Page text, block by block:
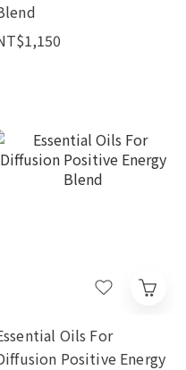
Oils For
Positive Energy